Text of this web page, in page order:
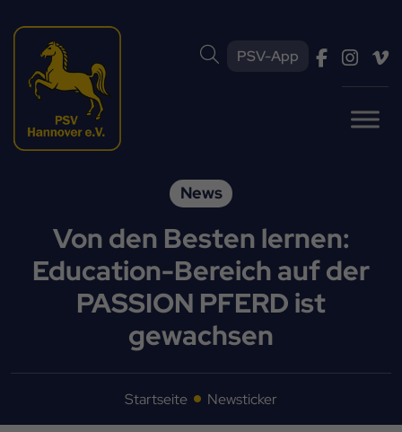
PSV-App
News
Von den Besten lernen:
Education-Bereich auf der
PASSION PFERD ist
gewachsen
Startseite Newsticker